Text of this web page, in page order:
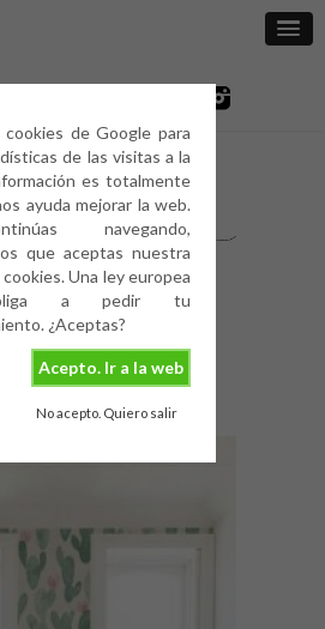
cookies de Google para
de las visitas a la
es totalmente
ayuda mejorar la web.
navegando,
que aceptas nuestra
Una ley europea
a pedir tu
¿Aceptas?
Acepto. Ir a la web
No acepto. Quiero salir
cactus (6)